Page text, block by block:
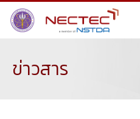
ข่าวสาร